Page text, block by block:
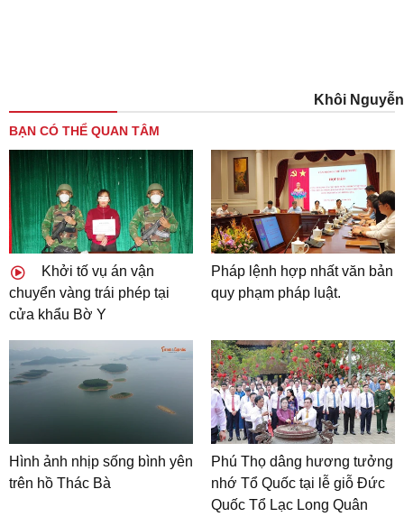
Khôi Nguyễn
BẠN CÓ THỂ QUAN TÂM
Khởi tố vụ án vận
chuyển vàng trái phép tại
cửa khẩu Bờ Y
Pháp lệnh hợp nhất văn bản
quy phạm pháp luật.
Hình ảnh nhịp sống bình yên
trên hồ Thác Bà
Phú Thọ dâng hương tưởng
nhớ Tổ Quốc tại lễ giỗ Đức
Quốc Tổ Lạc Long Quân